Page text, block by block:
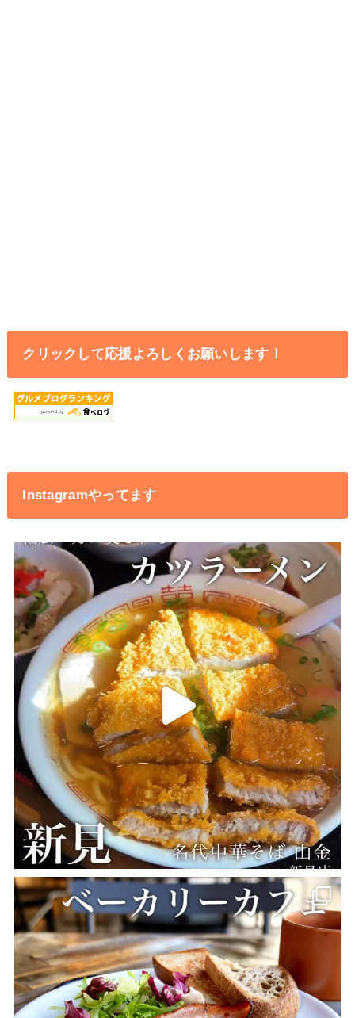
クリックして応援よろしくお願いします！
Instagramやってます